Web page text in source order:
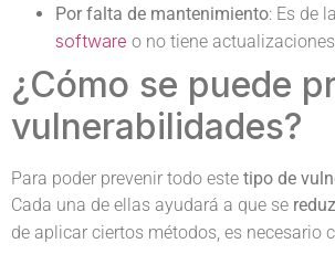
Por falta de mantenimiento: Es de
software o no tiene
¿Cómo se puede
vulnerabilidades?
Para poder prevenir todo este tipo de
Cada una de ellas ayudará a que se
de aplicar ciertos métodos, es necesario